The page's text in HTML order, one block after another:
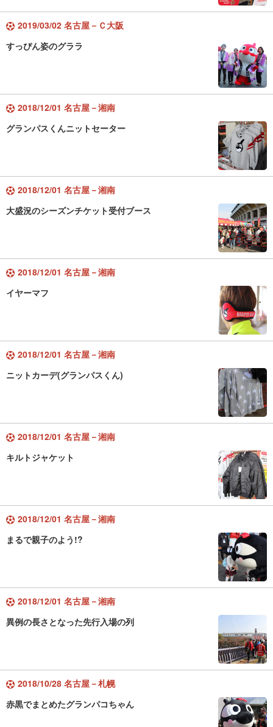
2019/03/02 名古屋－Ｃ大阪
すっぴん姿のグララ
2018/12/01 名古屋－湘南
グランパスくんニットセーター
2018/12/01 名古屋－湘南
大盛況のシーズンチケット受付ブース
2018/12/01 名古屋－湘南
イヤーマフ
2018/12/01 名古屋－湘南
ニットカーデ(グランパスくん)
2018/12/01 名古屋－湘南
キルトジャケット
2018/12/01 名古屋－湘南
まるで親子のよう!?
2018/12/01 名古屋－湘南
異例の長さとなった先行入場の列
2018/10/28 名古屋－札幌
赤黒でまとめたグランパコちゃん